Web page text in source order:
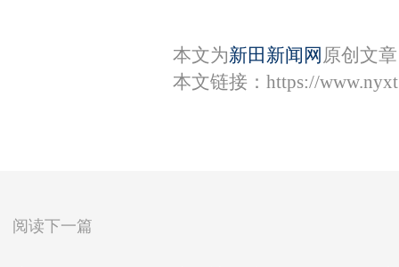
本文为新田新闻网 原创文
本文链接： https://
阅读下一篇